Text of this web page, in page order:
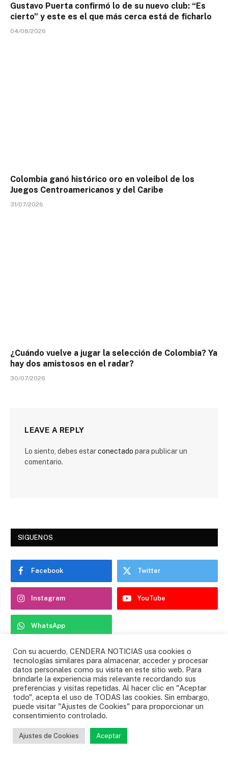
Gustavo Puerta confirmó lo de su nuevo club: “Es
cierto” y este es el que más cerca está de ficharlo
04/08/2026
Colombia ganó histórico oro en voleibol de los
Juegos Centroamericanos y del Caribe
31/07/2026
¿Cuándo vuelve a jugar la selección de Colombia? Ya
hay dos amistosos en el radar?
30/07/2026
LEAVE A REPLY
Lo siento, debes estarconectado para publicar un
comentario.
SIGUENOS
Facebook Twitter
Instagram YouTube
WhatsApp
ESCUCHA TU RADIO FAVORITA
ULTIMAS NOTICIAS
Con su acuerdo, CENDERA NOTICIAS usa cookies o
tecnologías similares para almacenar, acceder y procesar
datos personales como su visita en este sitio web. Para
brindarle la experiencia más relevante recordando sus
preferencias y visitas repetidas. Al hacer clic en "Aceptar
todo", acepta el uso de TODAS las cookies. Sin embargo,
puede visitar "Ajustes de Cookies" para proporcionar un
consentimiento controlado.
Ajustes de Cookies Aceptar